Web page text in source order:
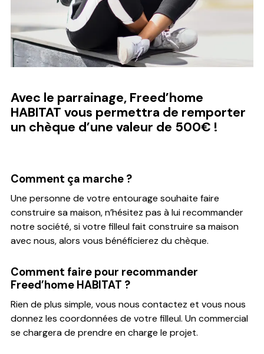
Avec le parrainage, Freed’home
HABITAT vous permettra de remporter
un chèque d’une valeur de 500€ !
Comment ça marche ?
Une personne de votre entourage souhaite faire
construire sa maison, n’hésitez pas à lui recommander
notre société, si votre filleul fait construire sa maison
avec nous, alors vous bénéficierez du chèque.
Comment faire pour recommander
Freed’home HABITAT ?
Rien de plus simple, vous nous contactez et vous nous
donnez les coordonnées de votre filleul. Un commercial
se chargera de prendre en charge le projet.